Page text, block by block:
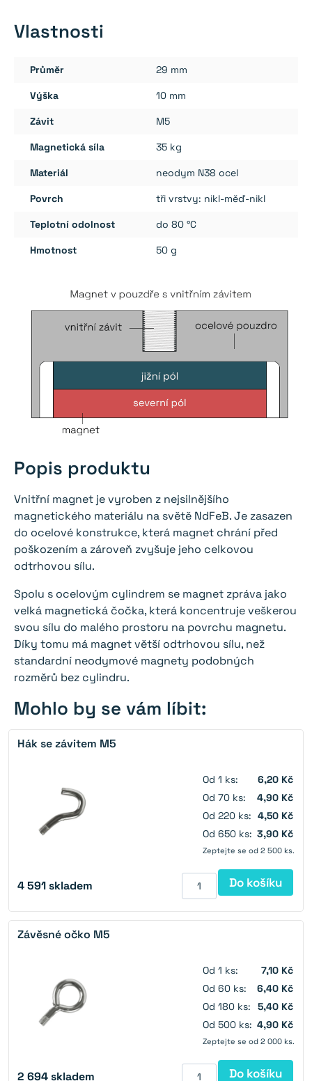
29×10
mm
Vlastnosti
Průměr 29 mm
Výška 10 mm
Závit M5
Magnetická síla 35 kg
Materiál neodym N38 ocel
Povrch tři vrstvy: nikl-měď-nikl
Teplotní odolnost do 80 °C
Hmotnost 50 g
Popis produktu
Vnitřní magnet je vyroben z nejsilnějšího
magnetického materiálu na světě NdFeB. Je zasazen
do ocelové konstrukce, která magnet chrání před
poškozením a zároveň zvyšuje jeho celkovou
odtrhovou sílu.
Spolu s ocelovým cylindrem se magnet zpráva jako
velká magnetická čočka, která koncentruje veškerou
svou sílu do malého prostoru na povrchu magnetu.
Díky tomu má magnet větší odtrhovou sílu, než
standardní neodymové magnety podobných
rozměrů bez cylindru.
Mohlo by se vám líbit:
Hák se závitem M5
Od 1 ks:
6,20 Kč
Od 70 ks:
4,90 Kč
Od 220 ks: 4,50 Kč
Od 650 ks: 3,90 Kč
Zeptejte se od 2 500 ks.
4 591skladem Do košíku
Závěsné očko M5
Od 1 ks:
7,10 Kč
Od 60 ks:
6,40 Kč
Od 180 ks:
5,40 Kč
Od 500 ks: 4,90 Kč
Zeptejte se od 2 000 ks.
2 694skladem Do košíku